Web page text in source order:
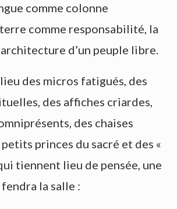
comme colonne
comme responsabilité, la
d’un peuple libre.
des micros fatigués, des
des affiches criardes,
des chaises
princes du sacré et des «
tiennent lieu de pensée, une
la salle :